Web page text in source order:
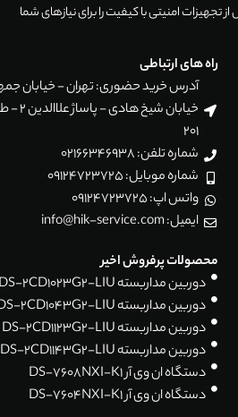
تجهیزات امنیتی با کیفیت را برای نیازهای شما
راه های ارتباطی
آدرس خرید حضوری: تهران - خیابان
201
شماره تلفن: 02166346938
شماره موبایل: 09124723725
واتس اپ: 09124723725
ایمیل: info@hik-service.com
محصولات پرفروش اخیر
دوربین مداربسته DS-2CD1023G2-LIU
دوربین مداربسته DS-2CD1043G2-LIU
دوربین مداربسته DS-2CD1123G2-LIU
دوربین مداربسته DS-2CD1143G2-LIU
دستگاه ان وی آر DS-7608NXI-K1
دستگاه ان وی آر DS-7604NXI-K1